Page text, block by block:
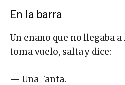
En la barra
Un enano que no llegaba a
toma vuelo, salta y dice:
— Una Fanta.